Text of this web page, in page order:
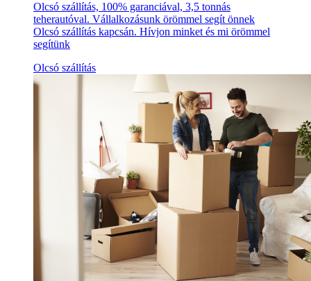
Olcsó szállítás, 100% garanciával, 3,5 tonnás
teherautóval. Vállalkozásunk örömmel segít önnek
Olcsó szállítás kapcsán. Hívjon minket és mi örömmel
segítünk
Olcsó szállítás